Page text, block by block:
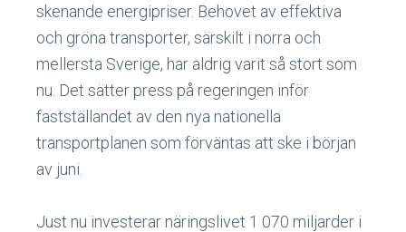
skenande energipriser. Behovet av effektiva
och gröna transporter, särskilt i norra och
mellersta Sverige, har aldrig varit så stort som
nu. Det sätter press på regeringen inför
fastställandet av den nya nationella
transportplanen som förväntas att ske i början
av juni.
Just nu investerar näringslivet 1 070 miljarder i